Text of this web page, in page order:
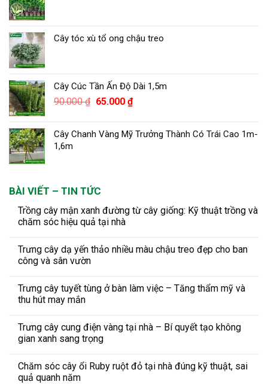
Cây tóc xù tổ ong chậu treo
Cây Cúc Tần Ấn Độ Dài 1,5m
90.000₫ Giá
90.000 ₫.
65.000 ₫Giá
là:
Cây Chanh Vàng Mỹ Trưởng Thành Có Trái Cao 1m-
1,6m
BÀI VIẾT – TIN TỨC
Trồng cây mận xanh đường từ cây giống: Kỹ thuật trồng và
chăm sóc hiệu quả tại nhà
Trưng cây dạ yến thảo nhiều màu chậu treo đẹp cho ban
công và sân vườn
Trưng cây tuyết tùng ở bàn làm việc – Tăng thẩm mỹ và
thu hút may mắn
Trưng cây cung điện vàng tại nhà – Bí quyết tạo không
gian xanh sang trọng
Chăm sóc cây ổi Ruby ruột đỏ tại nhà đúng kỹ thuật, sai
quả quanh năm